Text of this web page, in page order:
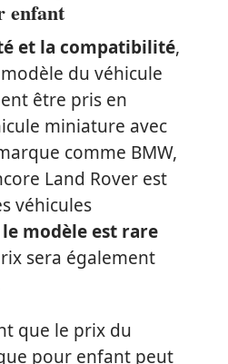
enfant
et la compatibilité,
du véhicule
être pris en
miniature avec
comme BMW,
Land Rover est
véhicules
le modèle est rare
sera également
que le prix du
pour enfant peut